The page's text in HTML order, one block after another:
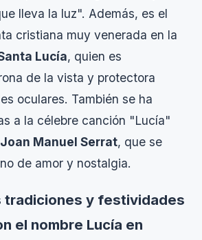
lleva la luz". Además, es el
cristiana muy venerada en la
Lucía, quien es
de la vista y protectora
oculares. También se ha
a la célebre canción "Lucía"
Joan Manuel Serrat, que se
de amor y nostalgia.
tradiciones y festividades
el nombre Lucía en